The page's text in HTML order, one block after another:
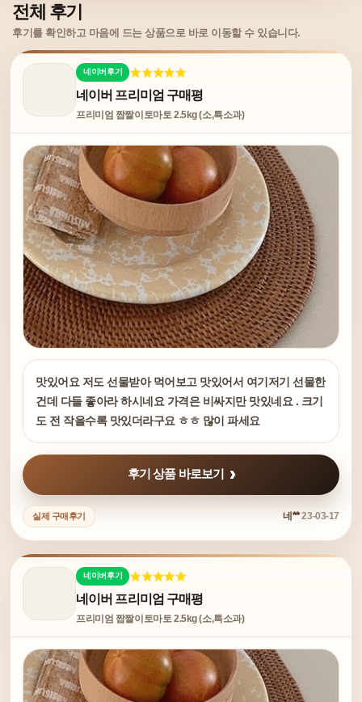
전체 후기
후기를 확인하고 마음에 드는 상품으로 바로 이동할 수 있습니다.
네이버후기
네이버 프리미엄 구매평
프리미엄 짭짤이토마토 2.5kg (소,특소과)
맛있어요 저도 선물받아 먹어보고 맛있어서 여기저기 선물한
건데 다들 좋아라 하시네요 가격은 비싸지만 맛있네요 . 크기
도 전 작을수록 맛있더라구요 ㅎㅎ 많이 파세요
후기 상품 바로보기
실제 구매후기 네**23-03-17
네이버후기
네이버 프리미엄 구매평
프리미엄 짭짤이토마토 2.5kg (소,특소과)